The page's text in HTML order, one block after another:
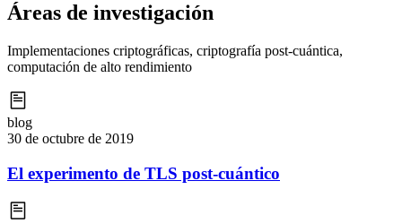
Áreas de investigación
Implementaciones criptográficas, criptografía post-cuántica,
computación de alto rendimiento
blog
30 de octubre de 2019
El experimento de TLS post-cuántico